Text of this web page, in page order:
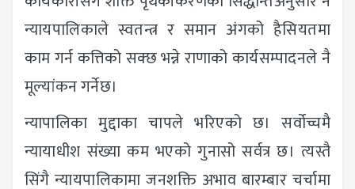
न्यायपालिकाले स्वतन्त्र र समान अंगको हैसियतमा
काम गर्न कत्तिको सक्छ भन्ने राणाको कार्यसम्पादनले नै
मूल्यांकन गर्नेछ।
न्यापालिका मुद्दाका चापले भरिएको छ। सर्वोच्चमै
न्यायाधीश संख्या कम भएको गुनासो सर्वत्र छ। त्यस्तै
सिंगै न्यायपालिकामा जनशक्ति अभाव बारम्बार चर्चामा